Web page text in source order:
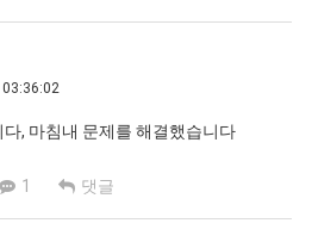
, 마침내 문제를 해결했습니다
1 댓글